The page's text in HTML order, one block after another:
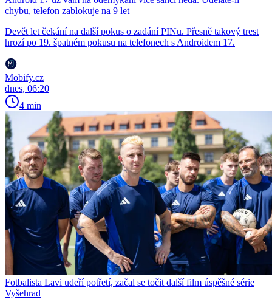
chybu, telefon zablokuje na 9 let
Devět let čekání na další pokus o zadání PINu. Přesně takový trest
hrozí po 19. špatném pokusu na telefonech s Androidem 17.
Mobify.cz
dnes, 06:20
4 min
Fotbalista Lavi udeří potřetí, začal se točit další film úspěšné série
Vyšehrad